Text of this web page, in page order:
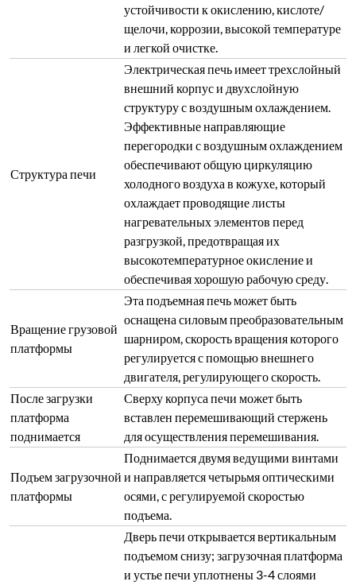
устойчивости к окислению, кислоте/
щелочи, коррозии, высокой температуре
и легкой очистке.
Структура печи
Электрическая печь имеет трехслойный
внешний корпус и двухслойную
структуру с воздушным охлаждением.
Эффективные направляющие
перегородки с воздушным охлаждением
обеспечивают общую циркуляцию
холодного воздуха в кожухе, который
охлаждает проводящие листы
нагревательных элементов перед
разгрузкой, предотвращая их
высокотемпературное окисление и
обеспечивая хорошую рабочую среду.
Вращение грузовой
платформы
Эта подъемная печь может быть
оснащена силовым преобразовательным
шарниром, скорость вращения которого
регулируется с помощью внешнего
двигателя, регулирующего скорость.
После загрузки
платформа
поднимается
Сверху корпуса печи может быть
вставлен перемешивающий стержень
для осуществления перемешивания.
Подъем загрузочной
платформы
Поднимается двумя ведущими винтами
и направляется четырьмя оптическими
осями, с регулируемой скоростью
подъема.
Дверь печи открывается вертикальным
подъемом снизу; загрузочная платформа
и устье печи уплотнены 3-4 слоями